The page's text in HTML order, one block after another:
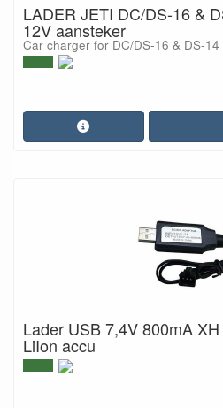
LADER JETI DC/DS-16 &
12V aansteker
Car charger for DC/DS-16 & DS-
Lader USB 7,4V 800mA
LiIon accu